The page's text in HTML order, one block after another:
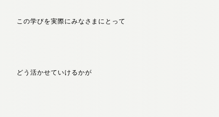
この学びを実際にみなさまにとって
どう活かせていけるかが